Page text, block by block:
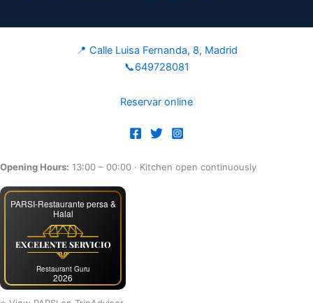
📍 Calle Luisa Fernanda, 8, Madrid
📞649728081
Reservar online
Opening Hours: 13:00 – 00:00 · Kitchen open continuously
PARSI-Restaurante persa &
Halal
EXCELENTE SERVICIO
Restaurant Guru
2026